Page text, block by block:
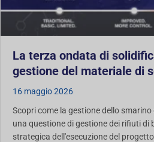
La terza ondata di
gestione del materiale di
16 maggio 2026
Scopri come la gestione dello
una questione di gestione dei rifiuti di
strategica dell'esecuzione del